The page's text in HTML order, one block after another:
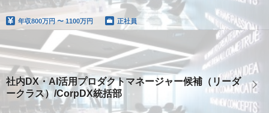
年収800万円 〜 1100万円 正社員
社内DX・AI活用プロダクトマネージャー候補（リーダ
ークラス）/CorpDX統括部